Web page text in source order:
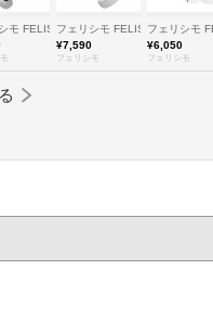
ン
モ FELISSIMOフェリシモ FELISSIMO
¥7,590
フェリシモ
フェリシモ
¥6,050
フェリシモ